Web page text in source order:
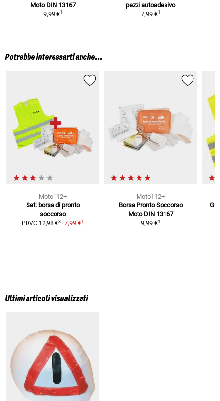
Moto DIN 13167
9,99 €1
pezzi autoadesivo
7,99 €1
Potrebbe interessarti anche...
Moto112+
Set: borsa di pronto
soccorso
PDVC 12,98 €3 7,99 €1
Moto112+
Borsa Pronto Soccorso
Moto DIN 13167
9,99 €1
Ultimi articoli visualizzati